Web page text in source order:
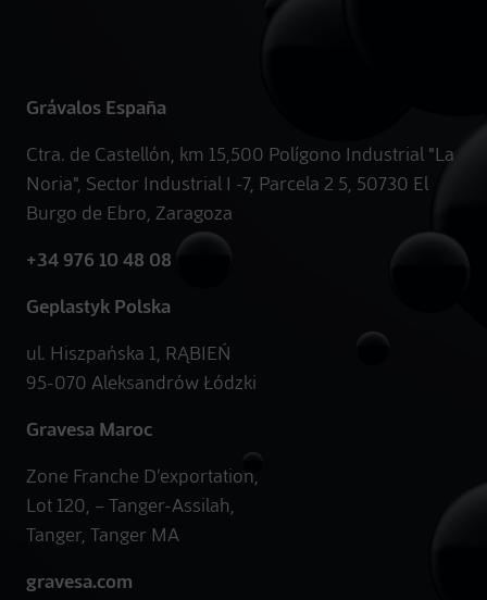
Grávalos España
Ctra. de Castellón, km 15,500 Polígono Industrial "La
Noria", Sector Industrial I -7, Parcela 2 5, 50730 El
Burgo de Ebro, Zaragoza
+34 976 10 48 08
Geplastyk Polska
ul. Hiszpańska 1, RĄBIEŃ
95-070 Aleksandrów Łódzki
Gravesa Maroc
Zone Franche D’exportation,
Lot 120, – Tanger-Assilah,
Tanger, Tanger MA
gravesa.com